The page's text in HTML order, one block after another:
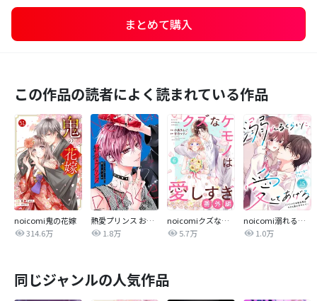
まとめて購入
この作品の読者によく読まれている作品
noicomi鬼の花嫁
314.6万
熱愛プリンス お兄ちゃんはキミが好き
1.8万
noicomiクズなケモノは愛しすぎ
5.7万
noicomi溺れるくらいに、愛してあげる～イジワルな未紘先輩は今日も番を甘やかす～
1.0万
同じジャンルの人気作品